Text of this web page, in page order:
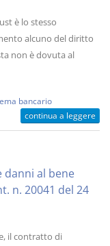
è lo stesso
alcuno del diritto
non è dovuta al
bancario
continua a leggere
danni al bene
n. 20041 del 24
il contratto di